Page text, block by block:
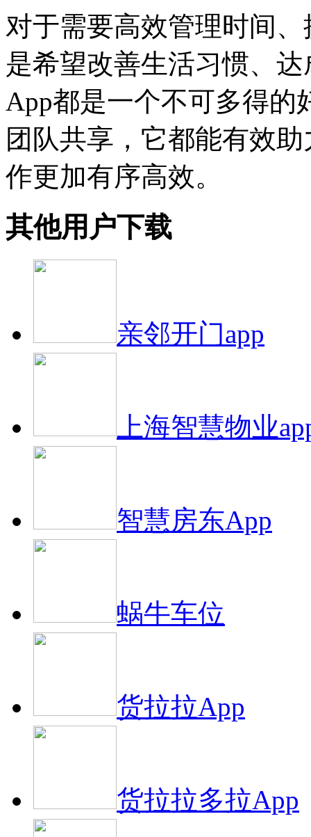
对于需要高效管理时间
是希望改善生活习惯、
App都是一个不可多得的
团队共享，它都能有效
作更加有序高效。
其他用户下载
亲邻开门app
上海智慧物业
智慧房东App
蜗牛车位
货拉拉App
货拉拉多拉App